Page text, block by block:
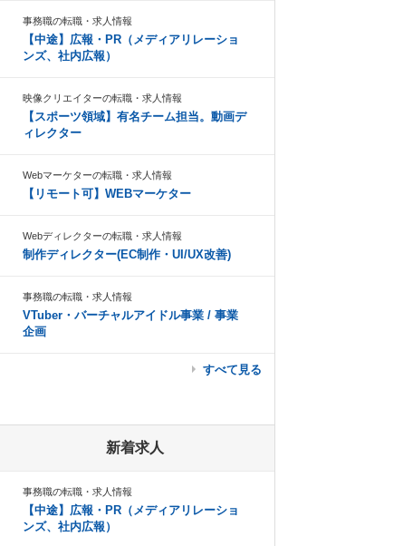
事務職の転職・求人情報
【中途】広報・PR（メディアリレーショ
ンズ、社内広報）
映像クリエイターの転職・求人情報
【スポーツ領域】有名チーム担当。動画デ
ィレクター
Webマーケターの転職・求人情報
【リモート可】WEBマーケター
Webディレクターの転職・求人情報
制作ディレクター(EC制作・UI/UX改善)
事務職の転職・求人情報
VTuber・バーチャルアイドル事業 / 事業
企画
すべて見る
新着求人
事務職の転職・求人情報
【中途】広報・PR（メディアリレーショ
ンズ、社内広報）